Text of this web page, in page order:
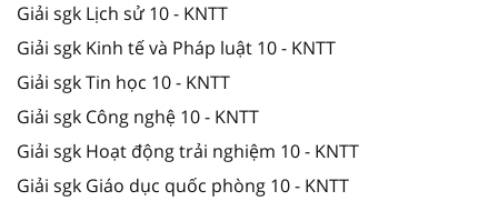
Giải sgk Lịch sử 10 - KNTT
Giải sgk Kinh tế và Pháp luật 10 - KNTT
Giải sgk Tin học 10 - KNTT
Giải sgk Công nghệ 10 - KNTT
Giải sgk Hoạt động trải nghiệm 10 - KNTT
Giải sgk Giáo dục quốc phòng 10 - KNTT